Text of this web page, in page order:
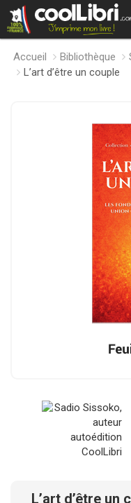
Accueil Bibliothèque
L’art d’être un couple
L’art d’être un